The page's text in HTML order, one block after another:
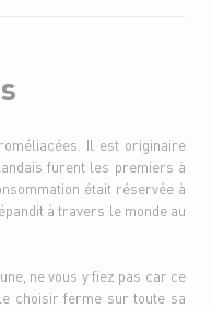
Il est originaire
furent les premiers à
était réservée à
à travers le monde au
ne vous y fiez pas car ce
choisir ferme sur toute sa